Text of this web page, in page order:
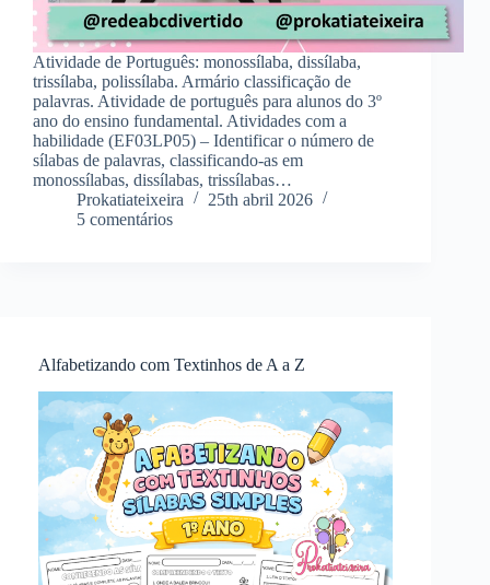
Atividade de Português: monossílaba, dissílaba,
trissílaba, polissílaba. Armário classificação de
palavras. Atividade de português para alunos do 3º
ano do ensino fundamental. Atividades com a
habilidade (EF03LP05) – Identificar o número de
sílabas de palavras, classificando-as em
monossílabas, dissílabas, trissílabas…
Prokatiateixeira
25th abril 2026
5 comentários
Alfabetizando com Textinhos de A a Z